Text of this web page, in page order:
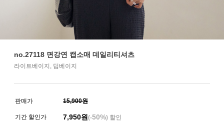
no.27118 면강연 캡소매 데일리티셔츠
라이트베이지, 딥베이지
판매가 15,900원
기간 할인가 7,950원 (-50%) 할인